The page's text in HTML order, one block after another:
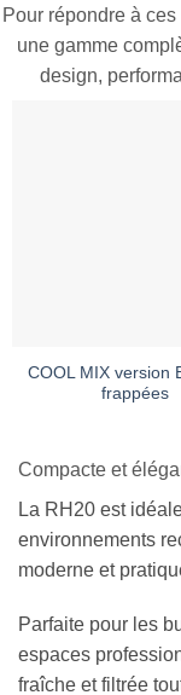
Pour répondre à
une gamme
design,
COOL MIX version
frappées
Compacte et
La RH20 est
environnements
moderne et
Parfaite pour les
espaces
fraîche et filtrée